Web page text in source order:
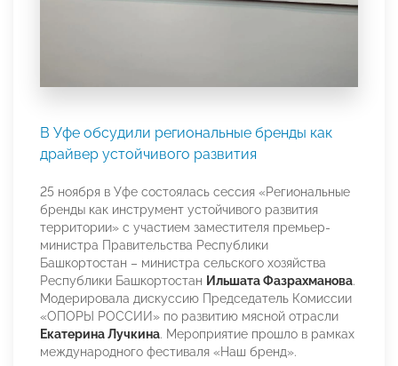
В Уфе обсудили региональные бренды как
драйвер устойчивого развития
25 ноября в Уфе состоялась сессия «Региональные
бренды как инструмент устойчивого развития
территории» с участием заместителя премьер-
министра Правительства Республики
Башкортостан – министра сельского хозяйства
Республики Башкортостан Ильшата Фазрахманова.
Модерировала дискуссию Председатель Комиссии
«ОПОРЫ РОССИИ» по развитию мясной отрасли
Екатерина Лучкина. Мероприятие прошло в рамках
международного фестиваля «Наш бренд».